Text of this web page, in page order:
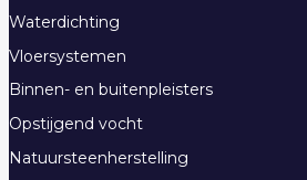
Waterdichting
Vloersystemen
Binnen- en buitenpleisters
Opstijgend vocht
Natuursteenherstelling